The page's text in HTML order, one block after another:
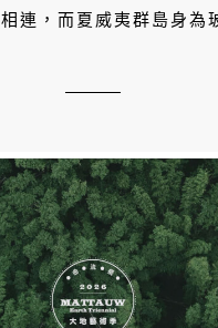
連，而夏威夷群島身為